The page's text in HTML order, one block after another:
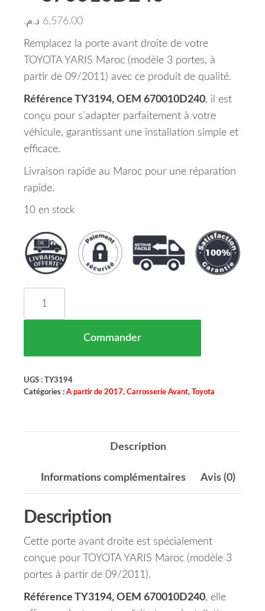
6,576.00 د.م.
Remplacez la porte avant droite de votre
TOYOTA YARIS Maroc (modèle 3 portes, à
partir de 09/2011) avec ce produit de qualité.
Référence TY3194, OEM 670010D240, il est
conçu pour s’adapter parfaitement à votre
véhicule, garantissant une installation simple et
efficace.
Livraison rapide au Maroc pour une réparation
rapide.
10 en stock
Commander
UGS : TY3194
Catégories : A partir de 2017, Carrosserie Avant, Toyota
Description
Informations complémentaires Avis (0)
Description
Cette porte avant droite est spécialement
conçue pour TOYOTA YARIS Maroc (modèle 3
portes à partir de 09/2011).
Référence TY3194, OEM 670010D240, elle